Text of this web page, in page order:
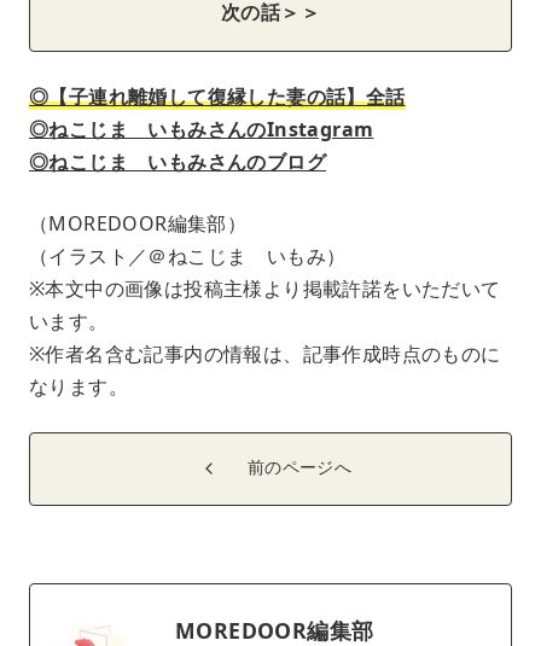
次の話＞＞
◎【子連れ離婚して復縁した妻の話】全話
◎ねこじま いもみさんのInstagram
◎ねこじま いもみさんのブログ
（MOREDOOR編集部）
（イラスト／＠ねこじま いもみ）
※本文中の画像は投稿主様より掲載許諾をいただいて
います。
※作者名含む記事内の情報は、記事作成時点のものに
なります。
前のページへ
MOREDOOR編集部